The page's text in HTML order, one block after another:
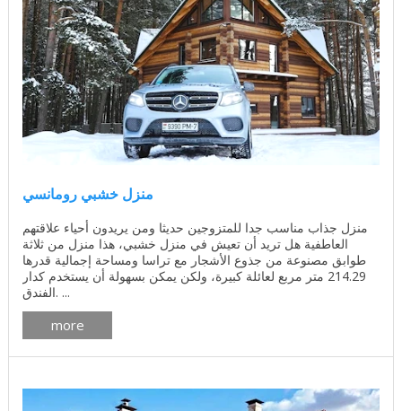
منزل جذاب مناسب جدا للمتزوجين حديثا ومن يريدون أحياء علاقتهم
العاطفية هل تريد أن تعيش في منزل خشبي، هذا منزل من ثلاثة
طوابق مصنوعة من جذوع الأشجار مع تراسا ومساحة إجمالية قدرها
214.29 متر مربع لعائلة كبيرة، ولكن يمكن بسهولة أن يستخدم كدار
الفندق. ...
more